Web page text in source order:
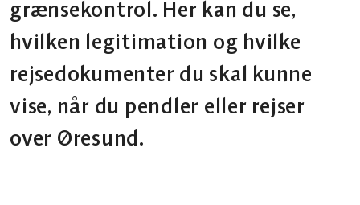
grænsekontrol. Her kan du se,
hvilken legitimation og hvilke
rejsedokumenter du skal kunne
vise, når du pendler eller rejser
over Øresund.